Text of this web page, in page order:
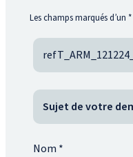
Les champs marqués d’un *
Nom *